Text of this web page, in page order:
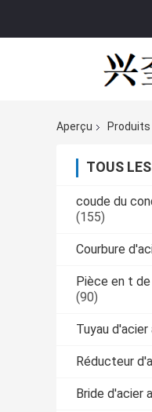
Aperçu Produits
TOUS
coude du
(155)
Courbure
Pièce en t
(90)
Tuyau d'acier
Réducteur
Bride d'acier